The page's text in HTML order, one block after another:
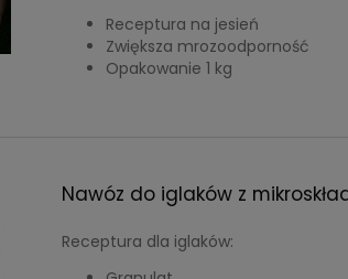
Receptura na jesień
Zwiększa mrozoodporność
Opakowanie 1 kg
Nawóz do iglaków z
Receptura dla iglaków: